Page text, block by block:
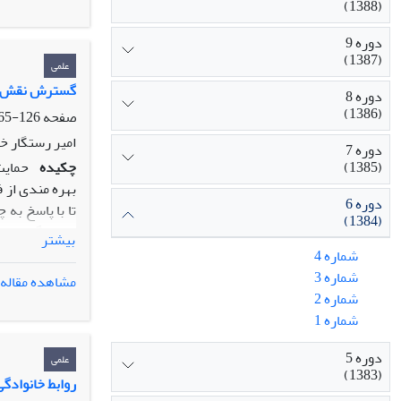
اعتماد یعنی
مستقیمی
متغیرهای
داشتند
تاهل،مدت
علمی
گسترش نقش
صفحه126-165
امیر رستگار
چکیده
بهره مندی
تا با پاسخ
خانوادگی
تحقیق به
جنسیت بر
کار با
میزان حمایت
می پذیرد.
بیشتر
مشاهده مقاله
علمی
روابط
(1388)
دوره 9
(1387)
دوره 8
(1386)
دوره 7
(1385)
دوره 6
(1384)
شماره 4
شماره 3
شماره 2
شماره 1
دوره 5
(1383)